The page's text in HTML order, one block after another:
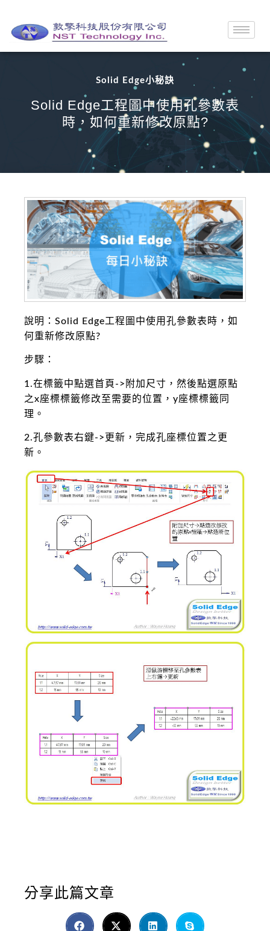
Solid Edge小秘訣
Solid Edge工程圖中使用孔參數表
時，如何重新修改原點?
說明：Solid Edge工程圖中使用孔參數表時，如
何重新修改原點?
步驟：
1.在標籤中點選首頁->附加尺寸，然後點選原點
之x座標標籤修改至需要的位置，y座標標籤同
理。
2.孔參數表右鍵->更新，完成孔座標位置之更
新。
分享此篇文章